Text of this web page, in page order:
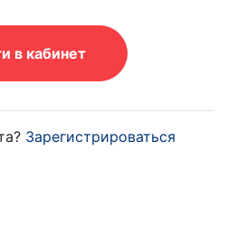
в кабинет
Зарегистрироваться